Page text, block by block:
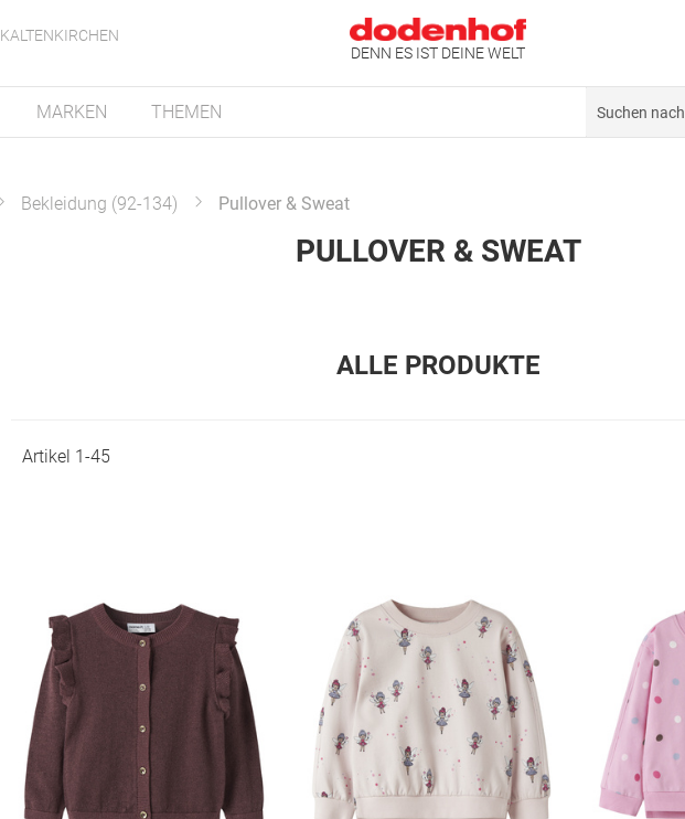
KALTENKIRCHEN
DENN ES IST DEINE WELT
MARKEN THEMEN
Bekleidung (92-134) Pullover & Sweat
PULLOVER & SWEAT
ALLE PRODUKTE
Artikel 1-45